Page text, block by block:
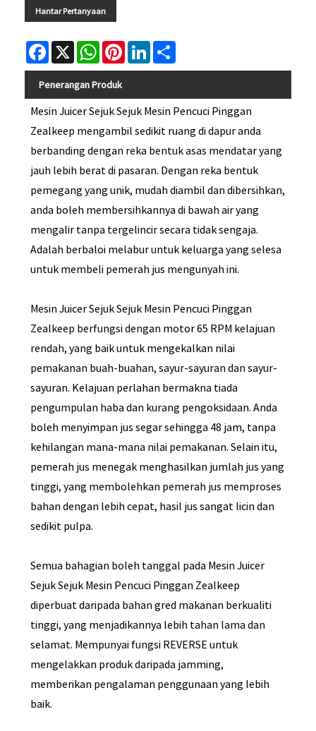
Hantar Pertanyaan
Facebook
X WhatsAppPinterestLinkedIn
Penerangan Produk
Mesin Juicer Sejuk Sejuk Mesin Pencuci Pinggan
Zealkeep mengambil sedikit ruang di dapur anda
berbanding dengan reka bentuk asas mendatar yang
jauh lebih berat di pasaran. Dengan reka bentuk
pemegang yang unik, mudah diambil dan dibersihkan,
anda boleh membersihkannya di bawah air yang
mengalir tanpa tergelincir secara tidak sengaja.
Adalah berbaloi melabur untuk keluarga yang selesa
untuk membeli pemerah jus mengunyah ini.
Mesin Juicer Sejuk Sejuk Mesin Pencuci Pinggan
Zealkeep berfungsi dengan motor 65 RPM kelajuan
rendah, yang baik untuk mengekalkan nilai
pemakanan buah-buahan, sayur-sayuran dan sayur-
sayuran. Kelajuan perlahan bermakna tiada
pengumpulan haba dan kurang pengoksidaan. Anda
boleh menyimpan jus segar sehingga 48 jam, tanpa
kehilangan mana-mana nilai pemakanan. Selain itu,
pemerah jus menegak menghasilkan jumlah jus yang
tinggi, yang membolehkan pemerah jus memproses
bahan dengan lebih cepat, hasil jus sangat licin dan
sedikit pulpa.
Semua bahagian boleh tanggal pada Mesin Juicer
Sejuk Sejuk Mesin Pencuci Pinggan Zealkeep
diperbuat daripada bahan gred makanan berkualiti
tinggi, yang menjadikannya lebih tahan lama dan
selamat. Mempunyai fungsi REVERSE untuk
mengelakkan produk daripada jamming,
memberikan pengalaman penggunaan yang lebih
baik.